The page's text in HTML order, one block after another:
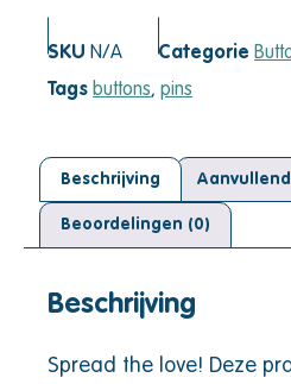
SKU N/A Categorie
Tags buttons, pins
Beschrijving
Beoordelingen (0)
Beschrijving
Spread the love! Deze